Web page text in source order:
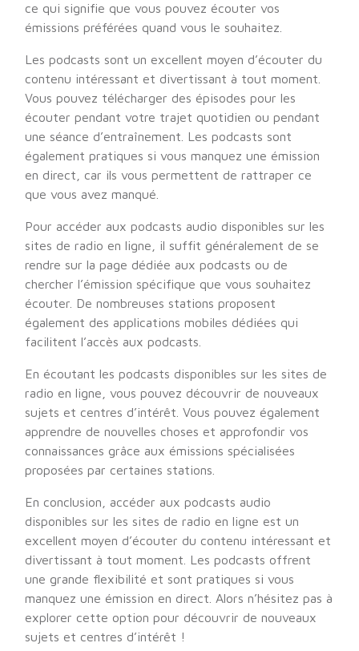
ce qui signifie que vous pouvez écouter vos
émissions préférées quand vous le souhaitez.
Les podcasts sont un excellent moyen d’écouter du
contenu intéressant et divertissant à tout moment.
Vous pouvez télécharger des épisodes pour les
écouter pendant votre trajet quotidien ou pendant
une séance d’entraînement. Les podcasts sont
également pratiques si vous manquez une émission
en direct, car ils vous permettent de rattraper ce
que vous avez manqué.
Pour accéder aux podcasts audio disponibles sur les
sites de radio en ligne, il suffit généralement de se
rendre sur la page dédiée aux podcasts ou de
chercher l’émission spécifique que vous souhaitez
écouter. De nombreuses stations proposent
également des applications mobiles dédiées qui
facilitent l’accès aux podcasts.
En écoutant les podcasts disponibles sur les sites de
radio en ligne, vous pouvez découvrir de nouveaux
sujets et centres d’intérêt. Vous pouvez également
apprendre de nouvelles choses et approfondir vos
connaissances grâce aux émissions spécialisées
proposées par certaines stations.
En conclusion, accéder aux podcasts audio
disponibles sur les sites de radio en ligne est un
excellent moyen d’écouter du contenu intéressant et
divertissant à tout moment. Les podcasts offrent
une grande flexibilité et sont pratiques si vous
manquez une émission en direct. Alors n’hésitez pas à
explorer cette option pour découvrir de nouveaux
sujets et centres d’intérêt !